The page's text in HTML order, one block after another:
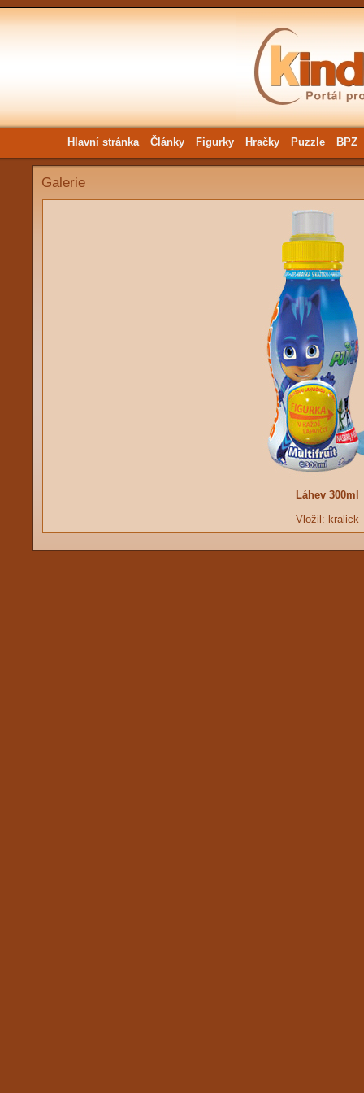
Hlavní stránka Články Figurky Hračky Puzzle BPZ
Galerie
Láhev 300ml
Vložil: kralick